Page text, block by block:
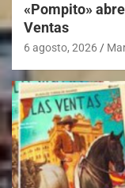
«Pompito»
Ventas
6 agosto, 2026